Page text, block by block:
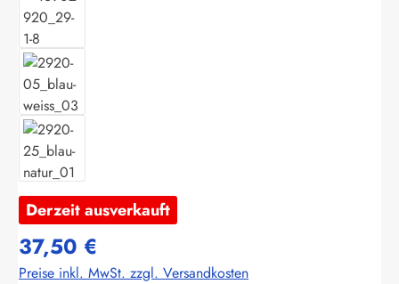
Derzeit ausverkauft
37,50 €
Preise inkl. MwSt. zzgl. Versandkosten